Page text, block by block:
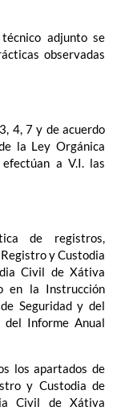
adjunto se
observadas
4, 7 y de acuerdo
la Ley Orgánica
a V.I. las
de registros,
y Custodia
Civil de Xátiva
en la Instrucción
Seguridad y del
Informe Anual
los apartados de
y Custodia de
Civil de Xátiva